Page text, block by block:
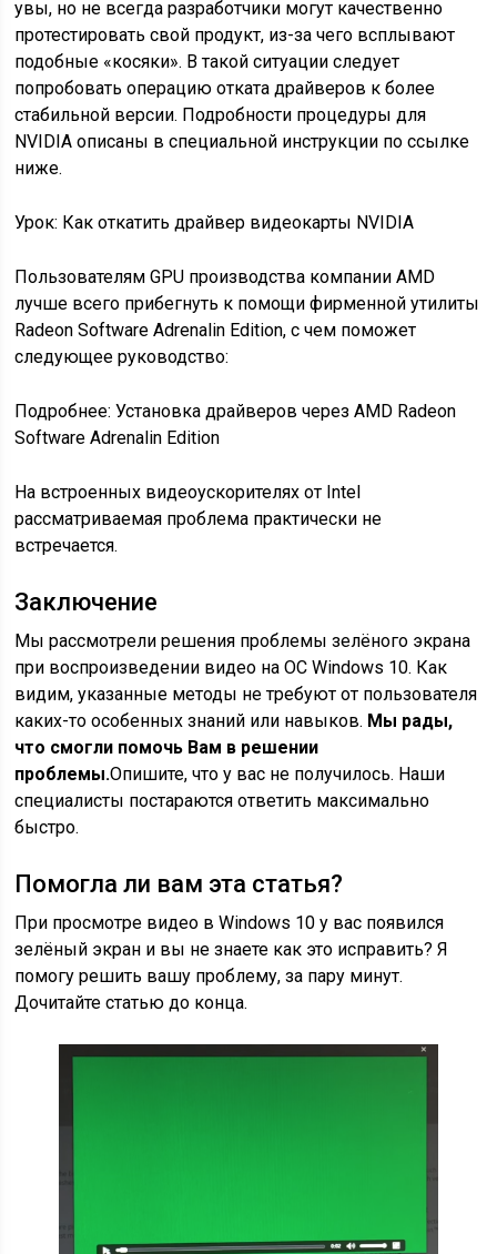
увы, но не всегда разработчики могут качественно
протестировать свой продукт, из-за чего всплывают
подобные «косяки». В такой ситуации следует
попробовать операцию отката драйверов к более
стабильной версии. Подробности процедуры для
NVIDIA описаны в специальной инструкции по ссылке
ниже.
Урок: Как откатить драйвер видеокарты NVIDIA
Пользователям GPU производства компании AMD
лучше всего прибегнуть к помощи фирменной утилиты
Radeon Software Adrenalin Edition, с чем поможет
следующее руководство:
Подробнее: Установка драйверов через AMD Radeon
Software Adrenalin Edition
На встроенных видеоускорителях от Intel
рассматриваемая проблема практически не
встречается.
Заключение
Мы рассмотрели решения проблемы зелёного экрана
при воспроизведении видео на ОС Windows 10. Как
видим, указанные методы не требуют от пользователя
каких-то особенных знаний или навыков. Мы рады,
что смогли помочь Вам в решении
проблемы.Опишите, что у вас не получилось. Наши
специалисты постараются ответить максимально
быстро.
Помогла ли вам эта статья?
При просмотре видео в Windows 10 у вас появился
зелёный экран и вы не знаете как это исправить? Я
помогу решить вашу проблему, за пару минут.
Дочитайте статью до конца.